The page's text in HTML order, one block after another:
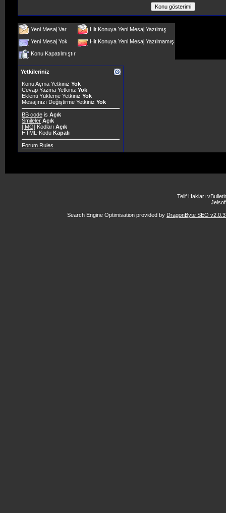
Yeni Mesaj Var
Hit Konuya Yeni Mesaj Yazılmış
Yeni Mesaj Yok
Hit Konuya Yeni Mesaj Yazılmamış
Konu Kapatılmıştır
Yetkileriniz
Konu Açma Yetkiniz Yok
Cevap Yazma Yetkiniz Yok
Eklenti Yükleme Yetkiniz Yok
Mesajınızı Değiştirme Yetkiniz Yok
BB code is Açık
Smileler Açık
[IMG] Kodları Açık
HTML-Kodu Kapalı
Forum Rules
Telif Hakları
Search Engine Optimisation provided by DragonByte SEO